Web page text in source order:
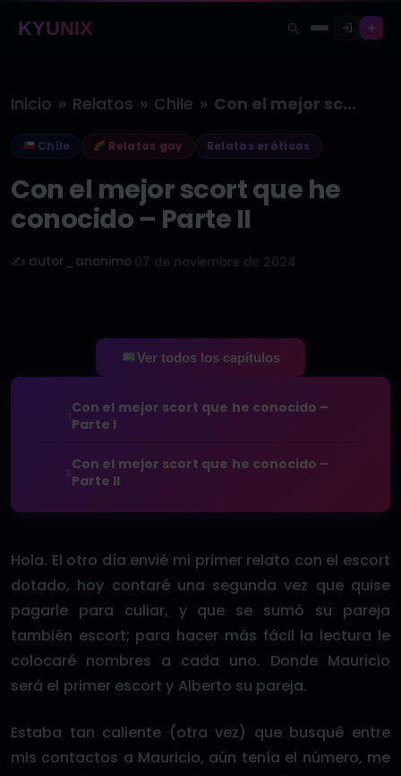
KYUNIX
Inicio » Relatos » Chile » Con el mejor scort que he…
Chile Relatos gay Relatos eróticos
Con el mejor scort que he
conocido – Parte II
✍️ autor_anonimo 07 de noviembre de 2024
Ver todos los capítulos
Con el mejor scort que he conocido –
Parte I
Con el mejor scort que he conocido –
Parte II
Hola. El otro día envié mi primer relato con el escort
dotado, hoy contaré una segunda vez que quise
pagarle para culiar, y que se sumó su pareja
también escort; para hacer más fácil la lectura le
colocaré nombres a cada uno. Donde Mauricio
será el primer escort y Alberto su pareja.
Estaba tan caliente (otra vez) que busqué entre
mis contactos a Mauricio, aún tenía el número, me